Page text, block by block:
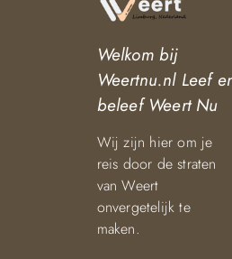
Welkom bij
Weertnu.nl Leef
beleef Weert Nu
Wij zijn hier om je
reis door de straten
van Weert
onvergetelijk te
maken.